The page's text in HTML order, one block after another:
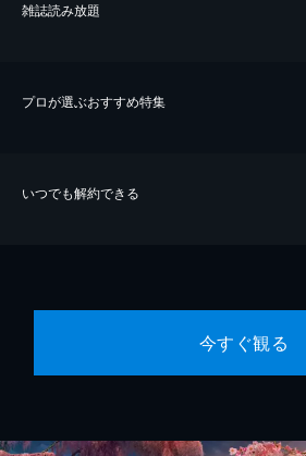
雑誌読み放題
プロが選ぶおすすめ特集
いつでも解約できる
今すぐ観る